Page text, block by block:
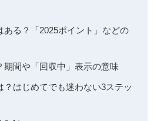
ある？「2025ポイント」などの
期間や「回収中」表示の意味
？はじめてでも迷わない3ステッ